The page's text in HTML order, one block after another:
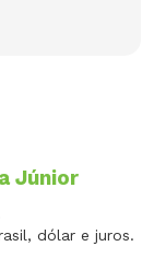
Júnior
dólar e juros.